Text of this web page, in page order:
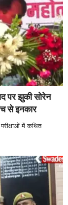
पर झुकी सोरेन
से इनकार
में कथित